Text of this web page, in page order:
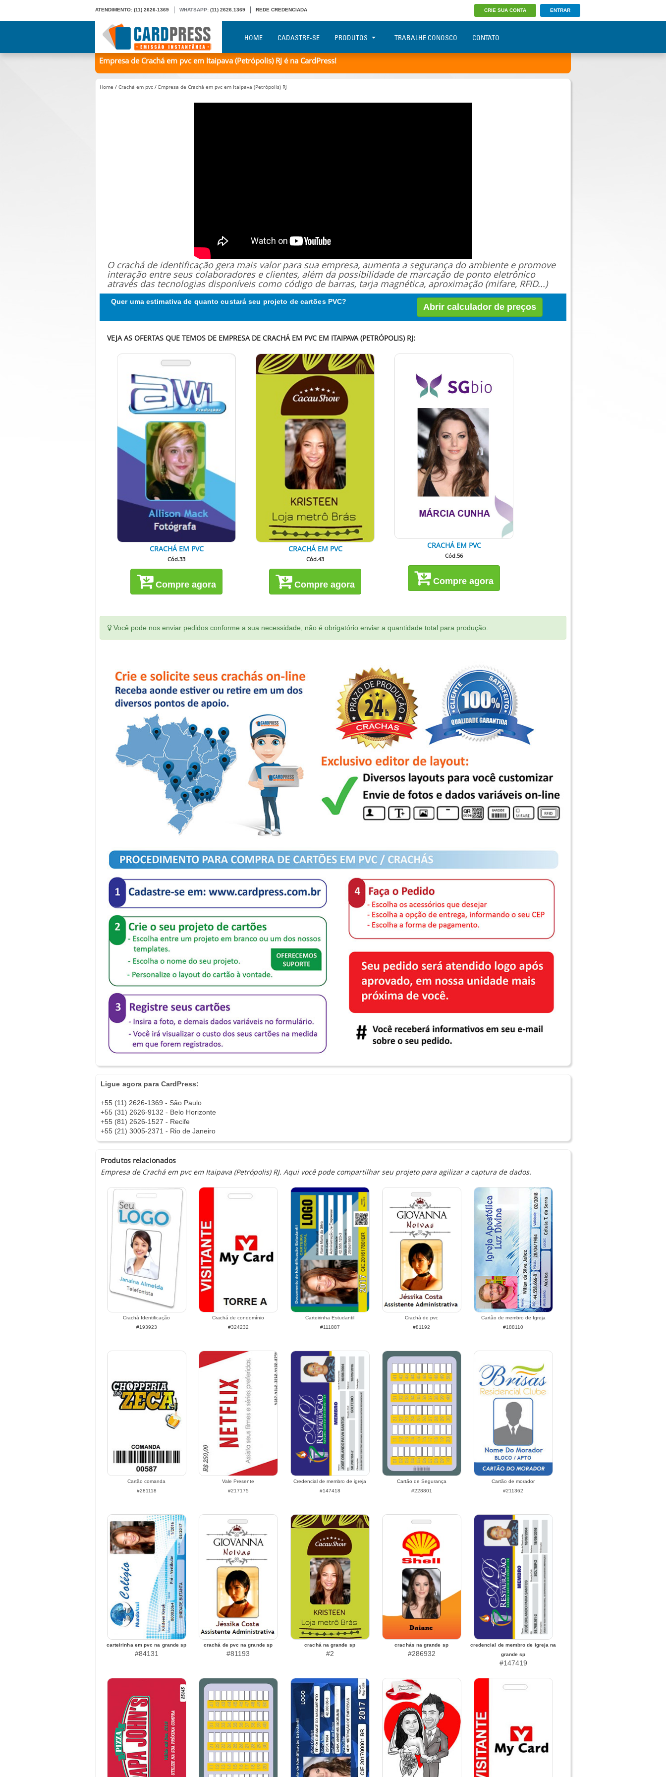
ATENDIMENTO: (11) 2626-1369 WHATSAPP: (11) 2626.1369 REDE CREDENCIADA CRIE SUA CONTA ENTRAR
HOME CADASTRE-SE PRODUTOS TRABALHE CONOSCO CONTATO
Empresa de Crachá em pvc em Itaipava (Petrópolis) RJ é na CardPress!
Home / Crachá em pvc / Empresa de Crachá em pvc em Itaipava (Petrópolis) RJ
O crachá de identificação gera mais valor para sua empresa, aumenta a segurança do ambiente e promove
interação entre seus colaboradores e clientes, além da possibilidade de marcação de ponto eletrônico
através das tecnologias disponíveis como código de barras, tarja magnética, aproximação (mifare, RFID...)
Quer uma estimativa de quanto custará seu projeto de cartões PVC?
Abrir calculador de preços
VEJA AS OFERTAS QUE TEMOS DE EMPRESA DE CRACHÁ EM PVC EM ITAIPAVA (PETRÓPOLIS) RJ:
CRACHÁ EM PVC
Cód.33
Compre agora
CRACHÁ EM PVC
Cód.43
Compre agora
CRACHÁ EM PVC
Cód.56
Compre agora
Você pode nos enviar pedidos conforme a sua necessidade, não é obrigatório enviar a quantidade total para produção.
Ligue agora para CardPress:
+55 (11) 2626-1369 - São Paulo
+55 (31) 2626-9132 - Belo Horizonte
+55 (81) 2626-1527 - Recife
+55 (21) 3005-2371 - Rio de Janeiro
Produtos relacionados
Empresa de Crachá em pvc em Itaipava (Petrópolis) RJ. Aqui você pode compartilhar seu projeto para agilizar a captura de dados.
Crachá Identificação
#193923
Crachá de condomínio
#324232
Carteirinha Estudantil
#111887
Crachá de pvc
#81192
Cartão de membro de Igreja
#188110
Cartão comanda
#281118
Vale Presente
#217175
Credencial de membro de igreja
#147418
Cartão de Segurança
#228801
Cartão de morador
#211362
carteirinha em pvc na grande sp
#84131
crachá de pvc na grande sp
#81193
crachá na grande sp
#2
crachás na grande sp
#286932
credencial de membro de igreja na
grande sp
#147419